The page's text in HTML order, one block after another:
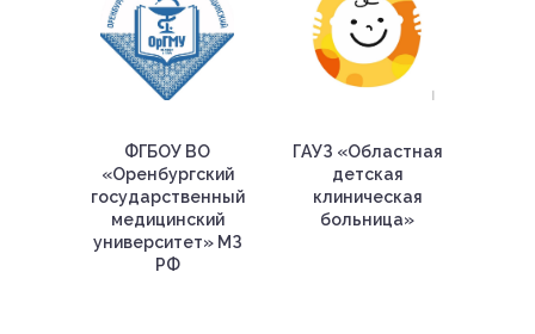
ФГБОУ ВО
«Оренбургский
государственный
медицинский
университет» МЗ
РФ
ГАУЗ «Областная
детская
клиническая
больница»